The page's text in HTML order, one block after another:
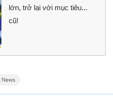
lớn, trở lại với mục tiêu...
cũ!